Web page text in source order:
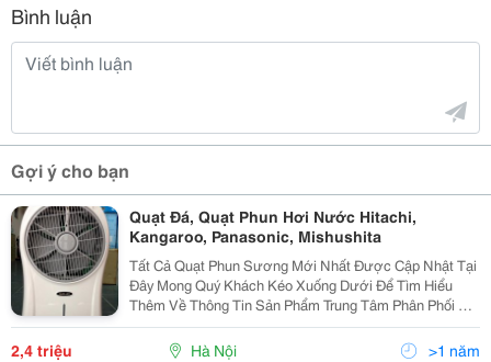
Bình luận
Gợi ý cho bạn
Quạt Đá, Quạt Phun Hơi Nước Hitachi,
Kangaroo, Panasonic, Mishushita
Tất Cả Quạt Phun Sương Mới Nhất Được Cập Nhật Tại
Đây Mong Quý Khách Kéo Xuống Dưới Để Tìm Hiểu
Thêm Về Thông Tin Sản Phẩm Trung Tâm Phân Phối Và
Bảo Hành Sản Phẩm Số 2 Ngõ 105/15 Doãn Kế Thiện,
Mai Dịch, Cầu Giấy, Hà Nội Đt : 0984.65.198
2,4 triệu Hà Nội >1 năm